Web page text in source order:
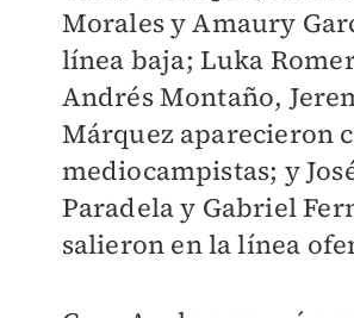
Morales y Amaury
línea baja; Luka
Andrés Montaño,
Márquez aparecieron
mediocampistas; y
Paradela y Gabriel
salieron en la línea